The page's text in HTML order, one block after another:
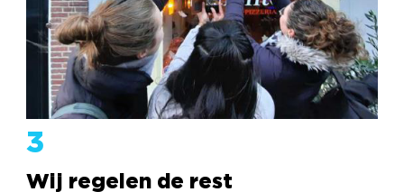
3
Wij regelen de rest